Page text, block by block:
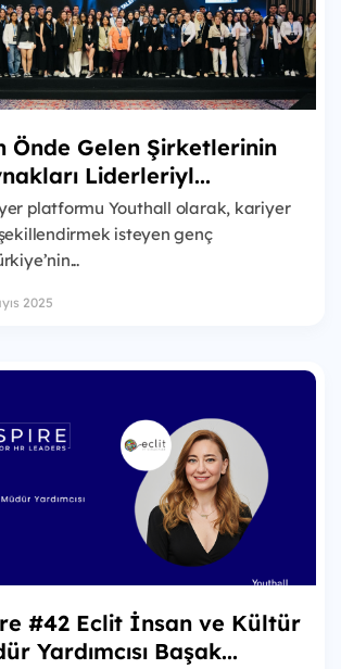
Önde Gelen Şirketlerinin
Liderleriyl...
platformu Youthall olarak, kariyer
isteyen genç
2025
#42 Eclit İnsan ve Kültür
Yardımcısı Başak...